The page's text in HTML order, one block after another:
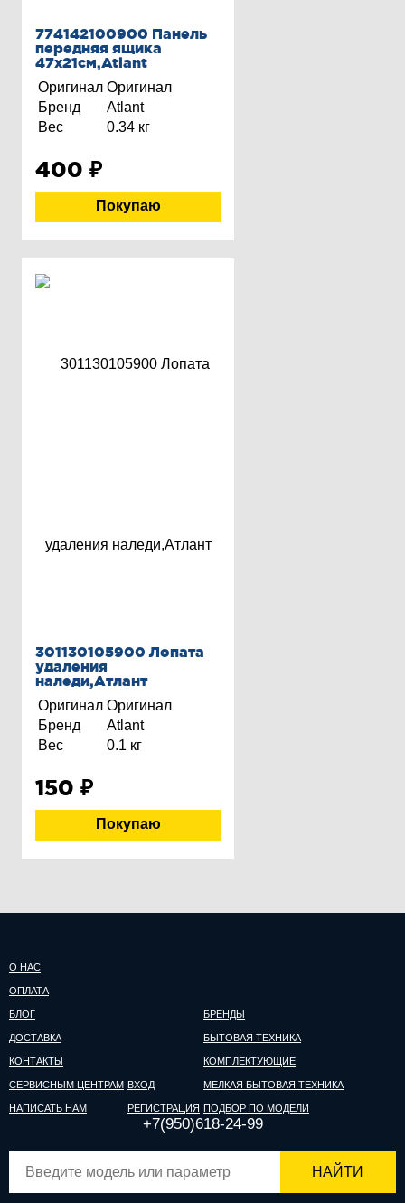
774142100900 Панель
передняя ящика
47х21см,Atlant
Оригинал Оригинал
Бренд
Atlant
Вес
0.34 кг
400 ₽
301130105900 Лопата
удаления
наледи,Атлант
Оригинал Оригинал
Бренд
Atlant
Вес
0.1 кг
150 ₽
О НАС
ОПЛАТА
БЛОГ
ДОСТАВКА
КОНТАКТЫ
СЕРВИСНЫМ ЦЕНТРАМ
НАПИСАТЬ НАМ
ВХОД
РЕГИСТРАЦИЯ
БРЕНДЫ
БЫТОВАЯ ТЕХНИКА
КОМПЛЕКТУЮЩИЕ
МЕЛКАЯ БЫТОВАЯ ТЕХНИКА
ПОДБОР ПО МОДЕЛИ
+7(950)618-24-99
НАЙТИ